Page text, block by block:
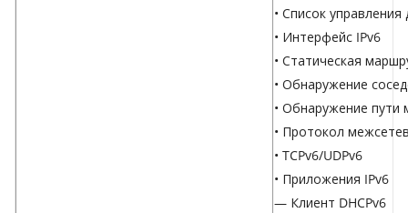
• Список управления
• Интерфейс IPv6
• Статическая
• Обнаружение
• Обнаружение пути
• Протокол
• TCPv6/UDPv6
• Приложения IPv6
— Клиент DHCPv6